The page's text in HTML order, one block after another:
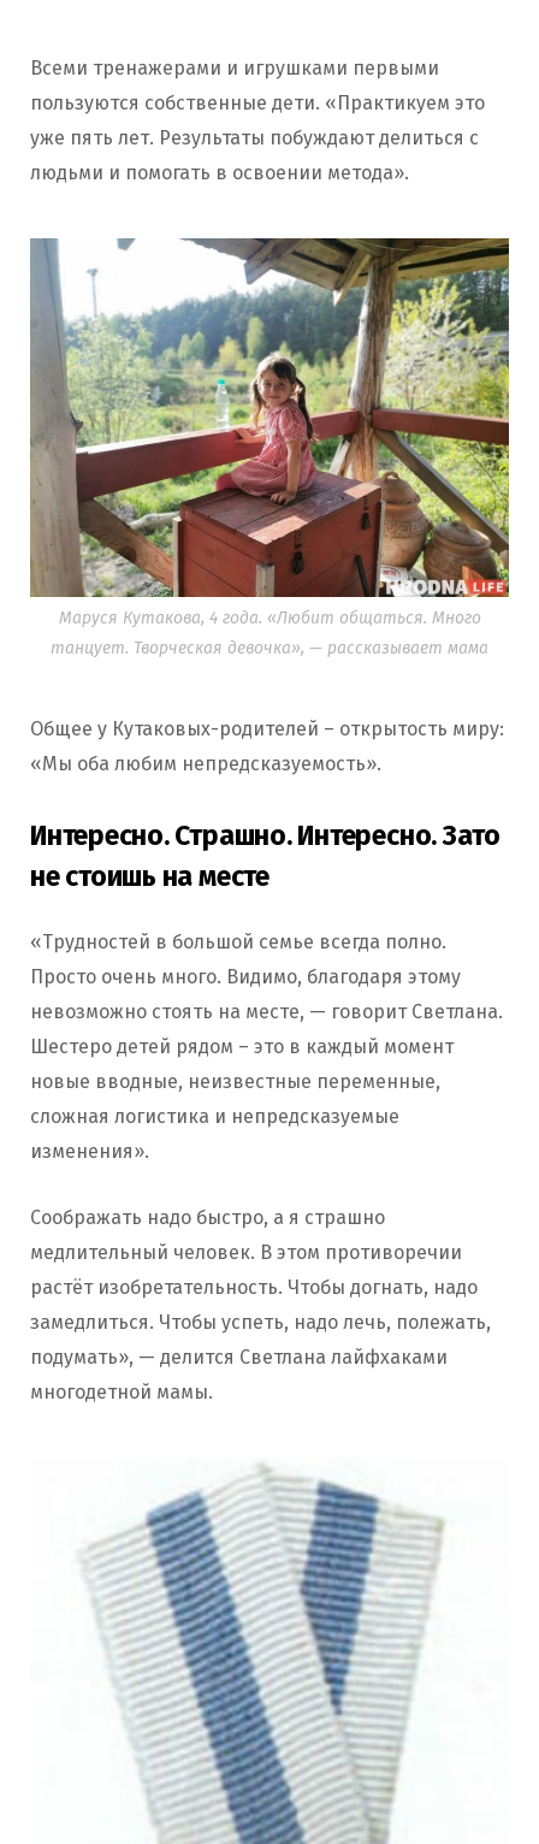
Всеми тренажерами и игрушками первыми
пользуются собственные дети. «Практикуем это
уже пять лет. Результаты побуждают делиться с
людьми и помогать в освоении метода».
Маруся Кутакова, 4 года. «Любит общаться. Много
танцует. Творческая девочка», — рассказывает мама
Общее у Кутаковых-родителей – открытость миру:
«Мы оба любим непредсказуемость».
Интересно. Страшно. Интересно. Зато
не стоишь на месте
«Трудностей в большой семье всегда полно.
Просто очень много. Видимо, благодаря этому
невозможно стоять на месте, — говорит Светлана.
Шестеро детей рядом – это в каждый момент
новые вводные, неизвестные переменные,
сложная логистика и непредсказуемые
изменения».
Соображать надо быстро, а я страшно
медлительный человек. В этом противоречии
растёт изобретательность. Чтобы догнать, надо
замедлиться. Чтобы успеть, надо лечь, полежать,
подумать», — делится Светлана лайфхаками
многодетной мамы.